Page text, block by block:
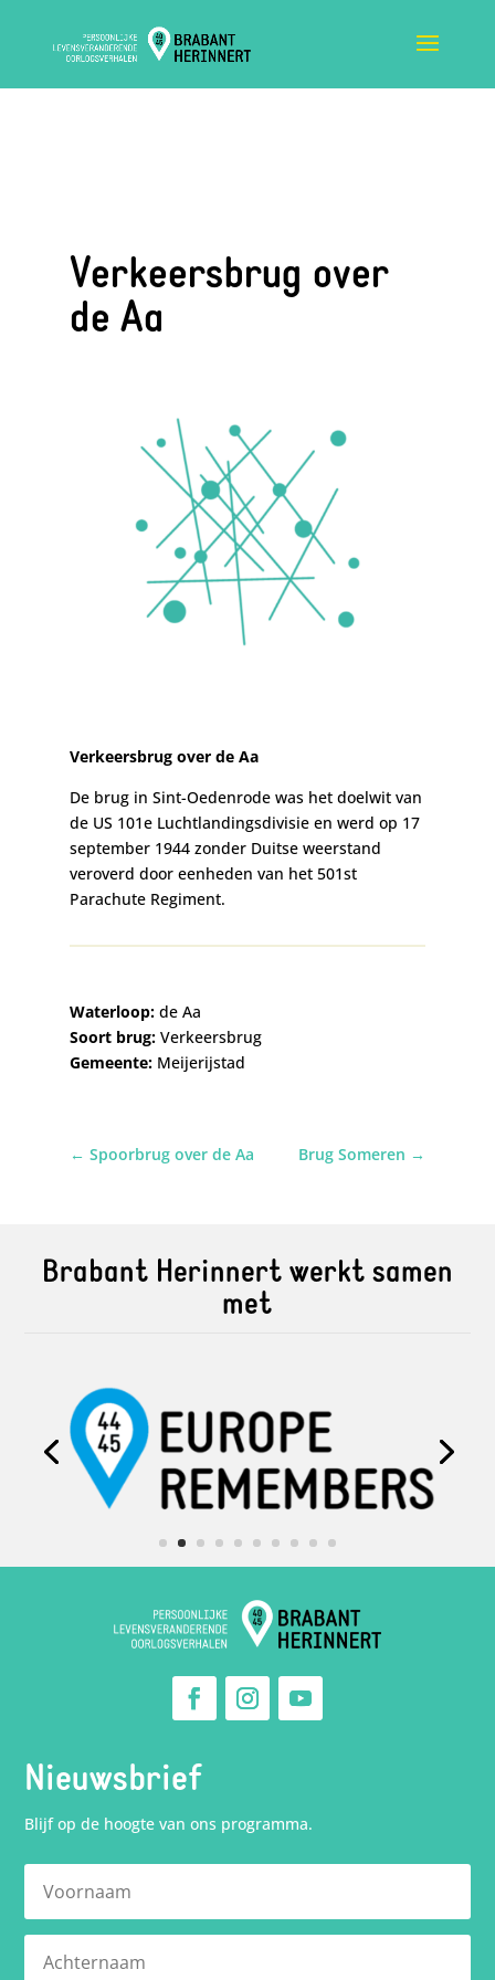
Verkeersbrug over
de Aa
Verkeersbrug over de Aa
De brug in Sint-Oedenrode was het doelwit van
de US 101e Luchtlandingsdivisie en werd op 17
september 1944 zonder Duitse weerstand
veroverd door eenheden van het 501st
Parachute Regiment.
Waterloop:de Aa
Soort brug:Verkeersbrug
Gemeente:Meijerijstad
← Spoorbrug over de Aa Brug Someren →
Brabant Herinnert werkt samen
met
Nieuwsbrief
Blijf op de hoogte van ons programma.